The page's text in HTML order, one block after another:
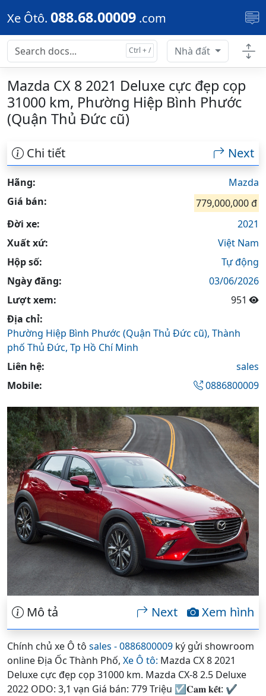
Skip to main content
Xe Ôtô. 088.68.00009 .com
Nhà đất
Mazda CX 8 2021 Deluxe cực đẹp cọp
31000 km, Phường Hiệp Bình Phước
(Quận Thủ Đức cũ)
Chi tiết Next
Hãng:
Mazda
Giá bán:
779,000,000 đ
Đời xe:
2021
Xuất xứ:
Việt Nam
Hộp số:
Tự động
Ngày đăng:
03/06/2026
Lượt xem:
951
Địa chỉ:
Phường Hiệp Bình Phước (Quận Thủ Đức cũ), Thành
phố Thủ Đức, Tp Hồ Chí Minh
Liên hệ:
sales
Mobile:
0886800009
Mô tả Xem hình
Next
Chính chủ xe Ô tô sales - 0886800009 ký gửi showroom
online Địa Ốc Thành Phố, Xe Ô tô: Mazda CX 8 2021
Deluxe cực đẹp cọp 31000 km. Mazda CX-8 2.5 Deluxe
2022 ODO: 3,1 vạn Giá bán: 779 Triệu ☑️𝐂𝐚𝐦 𝐤𝐞̂́𝐭: ✔